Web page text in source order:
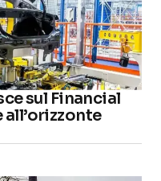
sul Financial
all’orizzonte